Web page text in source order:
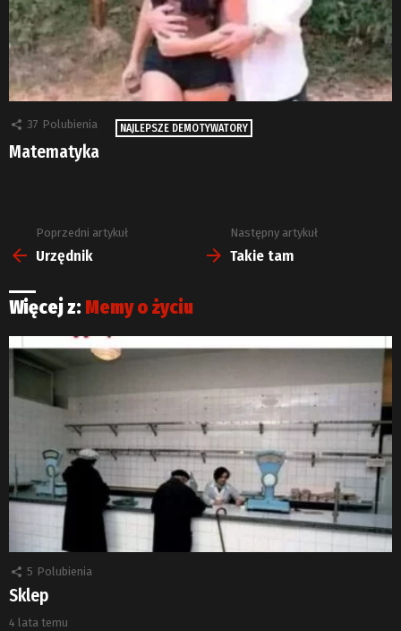
37 Polubienia NAJLEPSZE DEMOTYWATORY
Matematyka
Zobacz
więcej
Poprzedni artykuł
Urzędnik
Następny artykuł
Takie tam
Więcej z: Memy o życiu
5 Polubienia
Sklep
4 lata temu